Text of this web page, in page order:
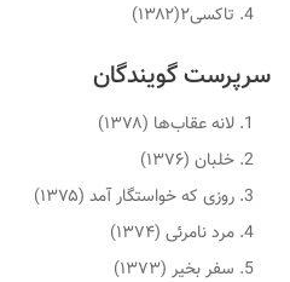
تاکسی۲(۱۳۸۲)
سرپرست گویندگان
لانه عقاب‌ها (۱۳۷۸)
خلبان (۱۳۷۶)
روزی که خواستگار آمد (۱۳۷۵)
مرد نامرئی (۱۳۷۴)
سفر بخیر (۱۳۷۳)